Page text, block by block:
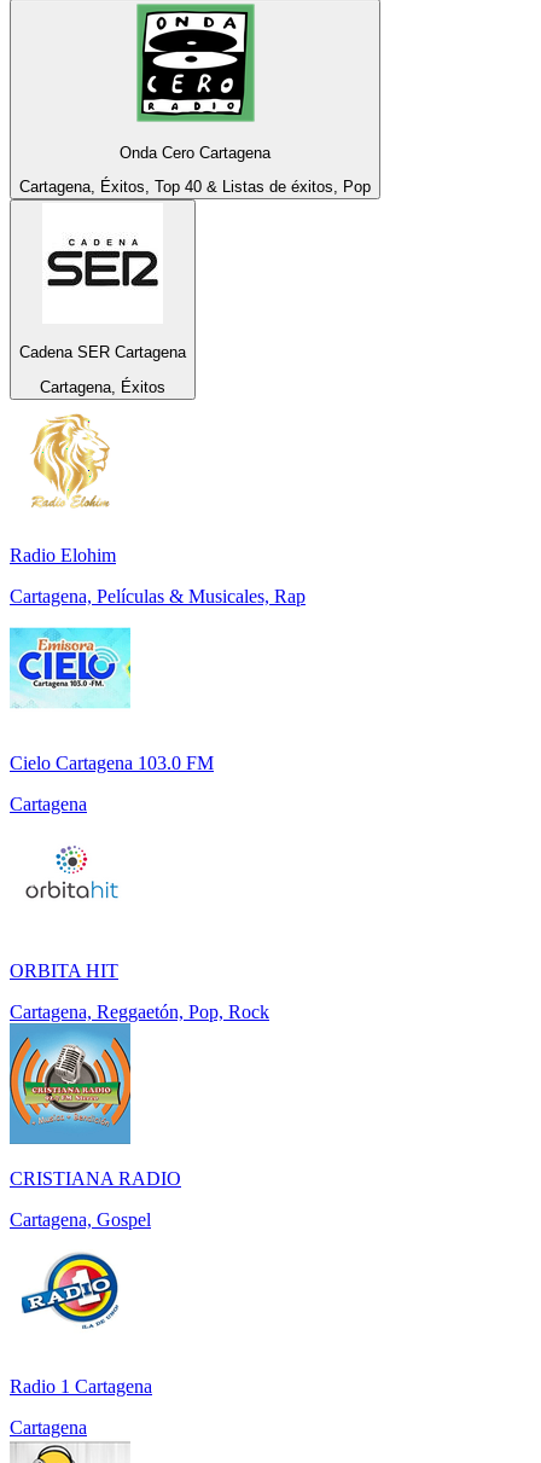
Onda Cero Cartagena
Cartagena, Éxitos, Top 40 & Listas de éxitos, Pop
Cadena SER Cartagena
Cartagena, Éxitos
Radio Elohim
Cartagena, Películas & Musicales, Rap
Cielo Cartagena 103.0 FM
Cartagena
ORBITA HIT
Cartagena, Reggaetón, Pop, Rock
CRISTIANA RADIO
Cartagena, Gospel
Radio 1 Cartagena
Cartagena